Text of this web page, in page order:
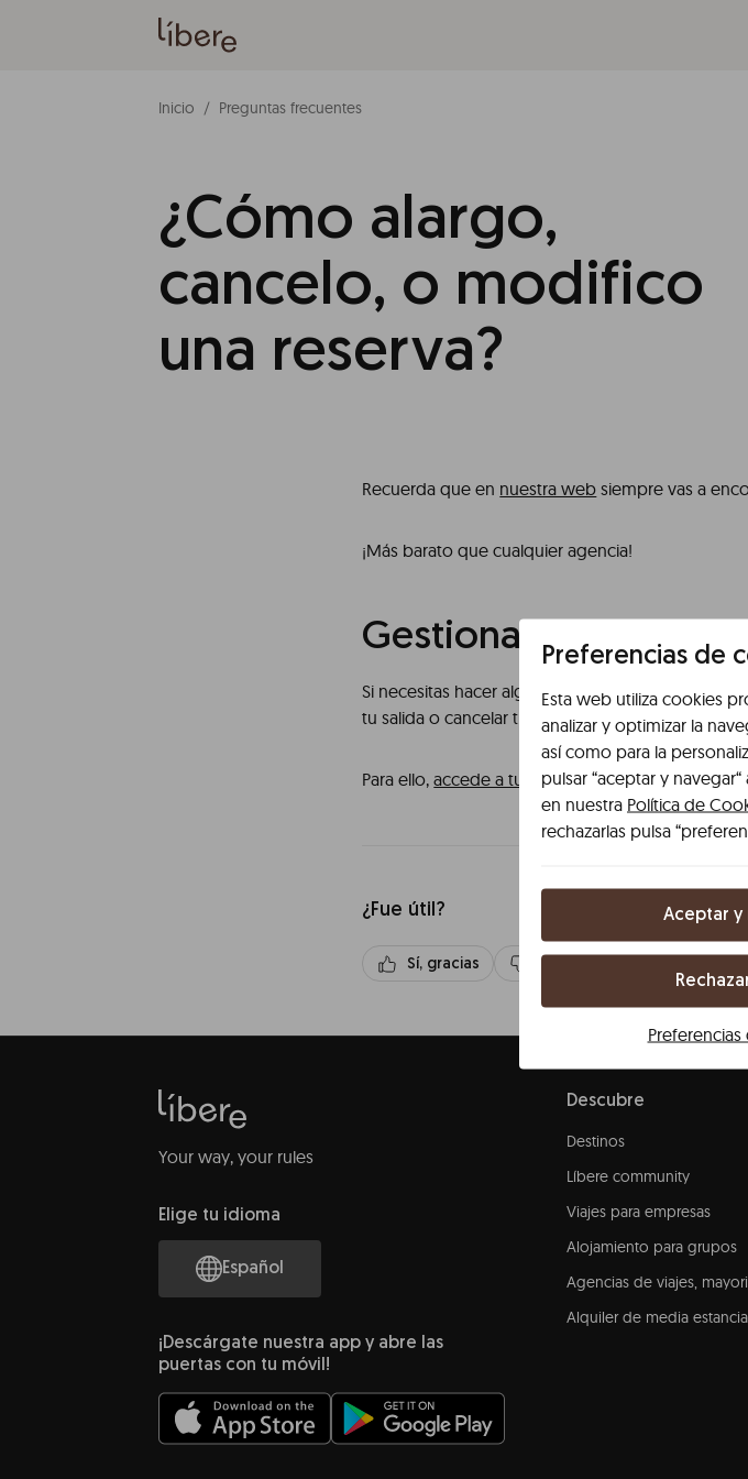
Inicio Preguntas frecuentes
¿Cómo alargo,
cancelo, o modifico
una reserva?
Recuerda que en nuestra web siempre vas a
¡Más barato que cualquier agencia!
Gestionar reserva
Si necesitas hacer algún cambio en tu reserva
tu salida o cancelar tu reserva puedes hacerlo en
Para ello,accede a tu reservay selecciona
¿Fue útil?
Sí, gracias
Your way, your rules
Elige tu idioma
Español
¡Descárgate nuestra app y abre las
puertas con tu móvil!
Descubre
Destinos
Líbere community
Viajes para empresas
Alojamiento para grupos
Agencias de viajes,
Alquiler de media estancia
Preferencias de
Esta web utiliza cookies
analizar y optimizar la
así como para la
pulsar “aceptar y
en nuestra Política de
rechazarlas pulsa
Aceptar y